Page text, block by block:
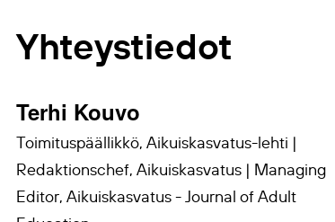
Yhteystiedot
Terhi Kouvo
Toimituspäällikkö, Aikuiskasvatus-lehti |
Redaktionschef, Aikuiskasvatus | Managing
Editor, Aikuiskasvatus - Journal of Adult